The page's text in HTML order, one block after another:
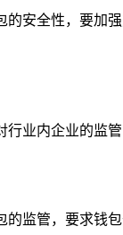
安全性，要加
业内企业的监
监管，要求钱